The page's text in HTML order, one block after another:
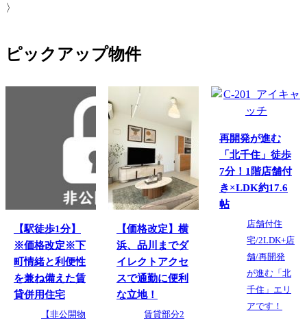
〉
ピックアップ物件
【駅徒歩1分】
※価格改定※下
町情緒と利便性
を兼ね備えた賃
貸併用住宅
【非公開物
【価格改定】横
浜、品川までダ
イレクトアクセ
スで通勤に便利
な立地！
賃貸部分2
再開発が進む
「北千住」徒歩
7分！1階店舗付
き×LDK約17.6
帖
店舗付住
宅/2LDK+店
舗/再開発
が進む「北
千住」エリ
アです！